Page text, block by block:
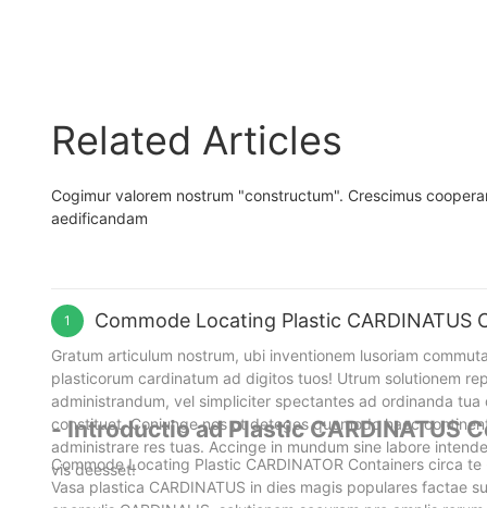
Related Articles
Cogimur valorem nostrum "constructum". Crescimus
aedificandam
1 Commode Locating Plastic CARDINATUS
Gratum articulum nostrum, ubi inventionem lusoriam
plasticorum cardinatum ad digitos tuos! Utrum solutionem
administrandum, vel simpliciter spectantes ad ordinanda
constituet. Coniunge nos ut deteges quomodo haec
administrare res tuas. Accinge in mundum sine labore
vis deesset!
- Introductio ad Plastic CARDINATUS
Commode Locating Plastic CARDINATOR Containers circa
Vasa plastica CARDINATUS in dies magis populares factae